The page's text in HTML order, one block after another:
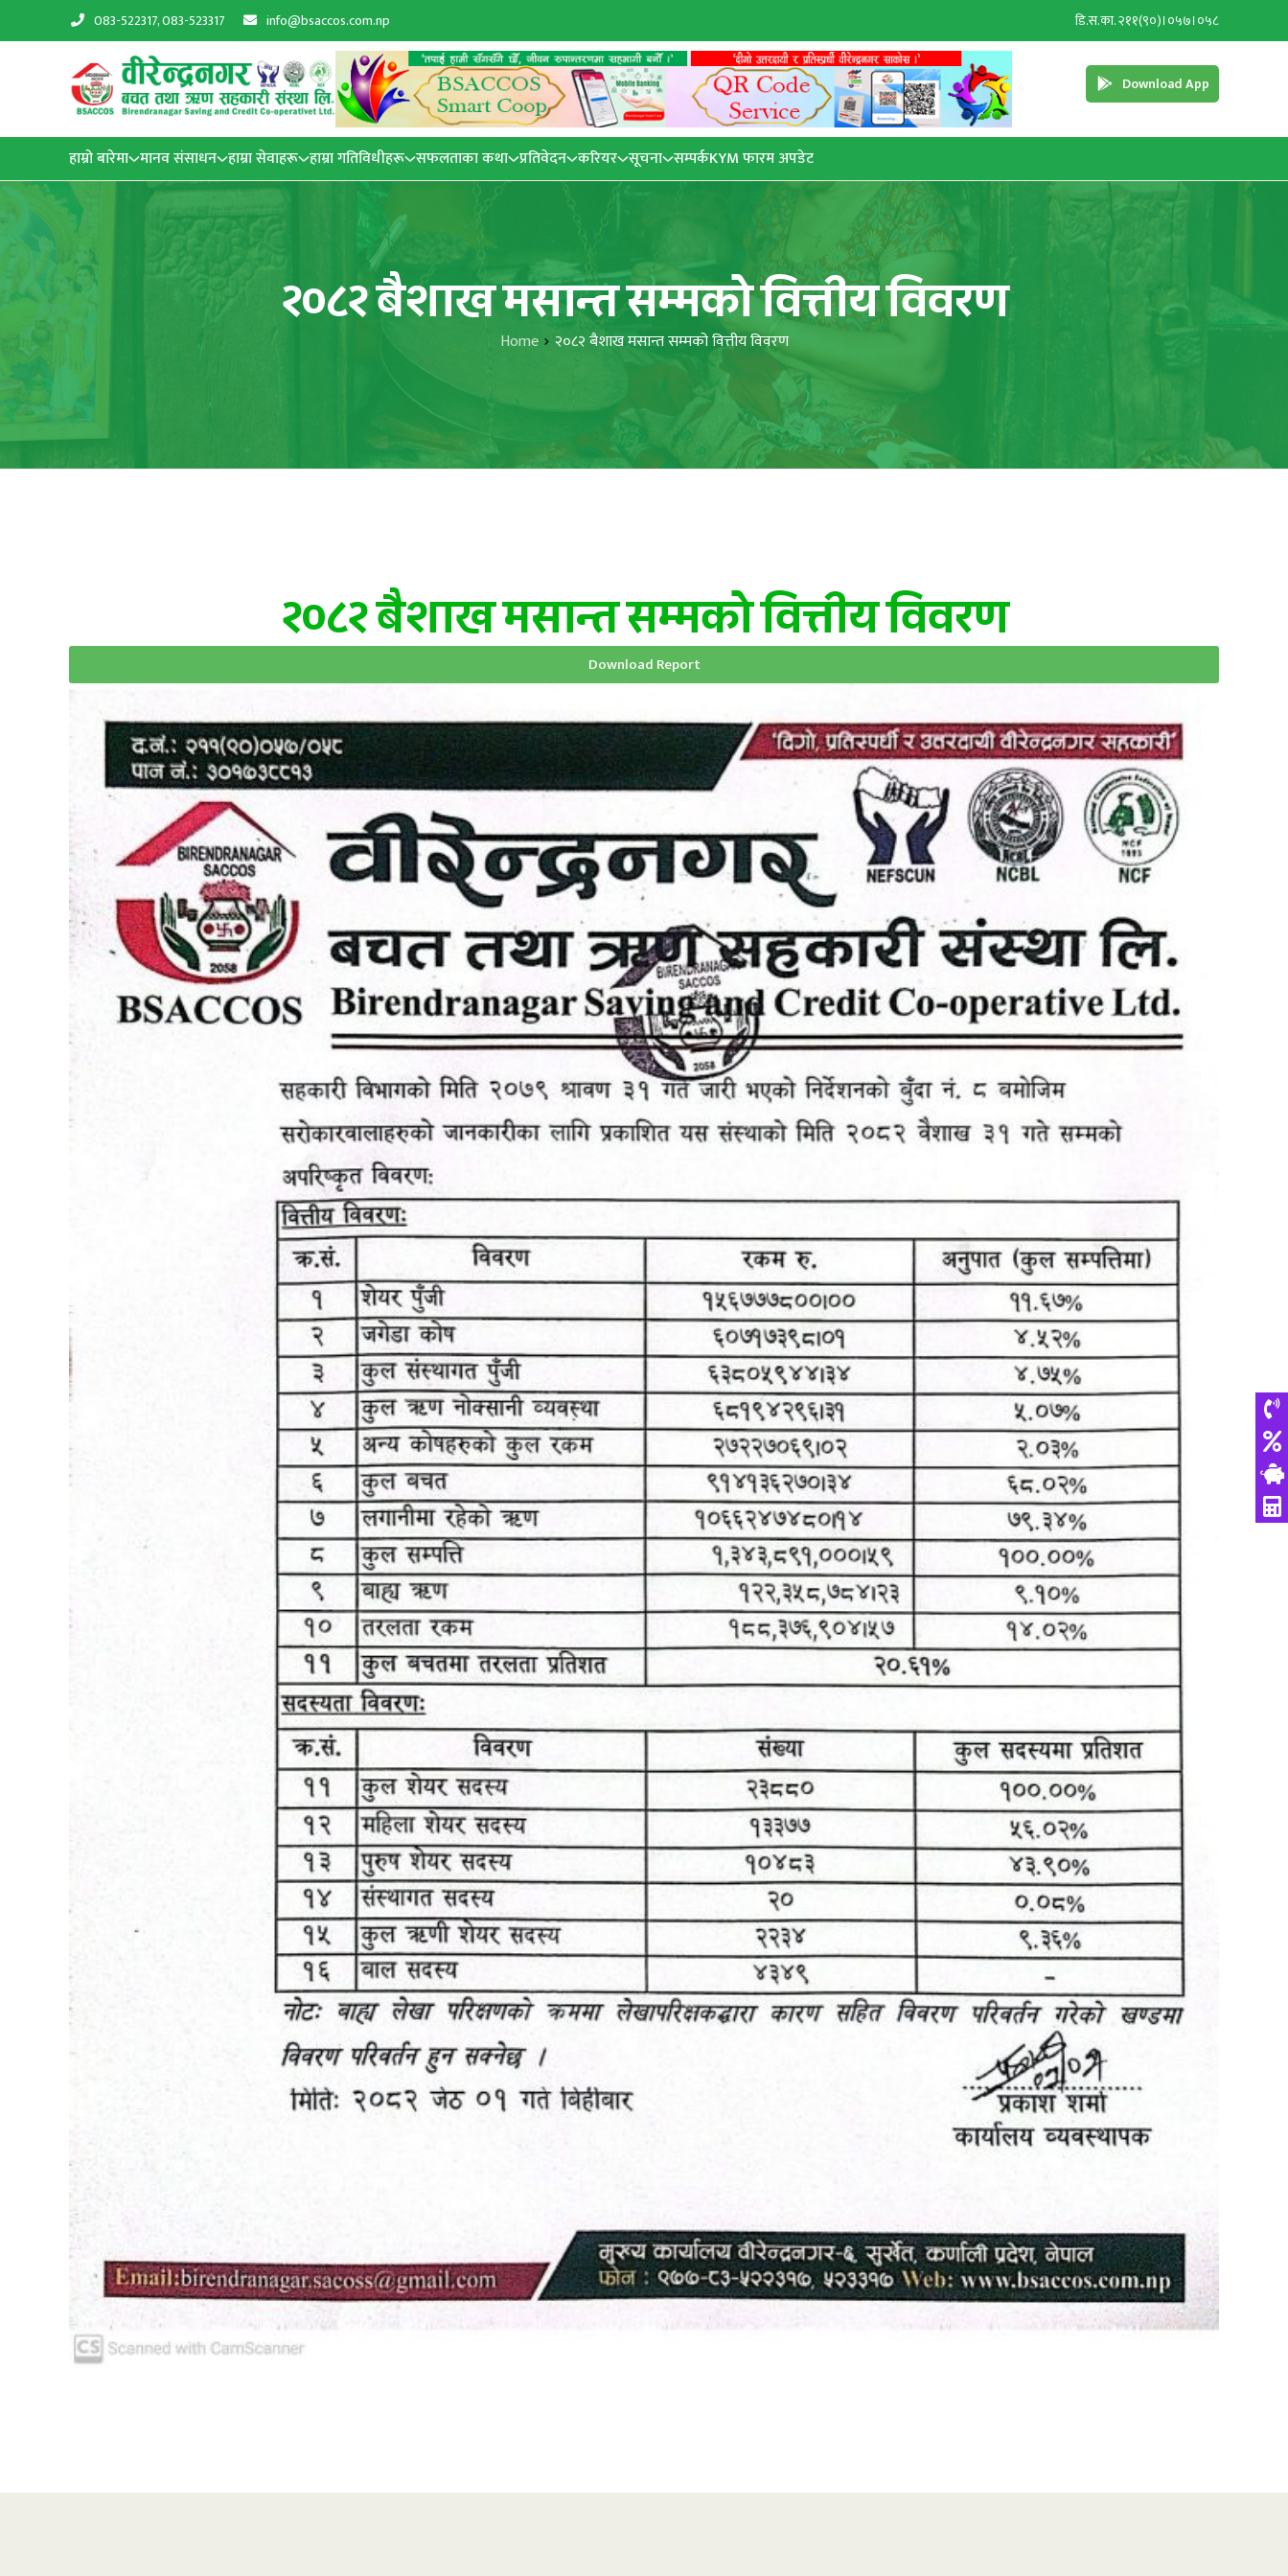
083-522317, 083-523317 info@bsaccos.com.np डि.स.का. २११(९०)।०५७।०५८
Download App
हाम्रो बारेमा मानव संसाधन हाम्रा सेवाहरू हाम्रा गतिविधीहरू सफलताका कथा प्रतिवेदन करियर सूचना सम्पर्कKYM फारम अपडेट
२०८२ बैशाख मसान्त सम्मको वित्तीय विवरण
Home २०८२ बैशाख मसान्त सम्मको वित्तीय विवरण
२०८२ बैशाख मसान्त सम्मको वित्तीय विवरण
Download Report